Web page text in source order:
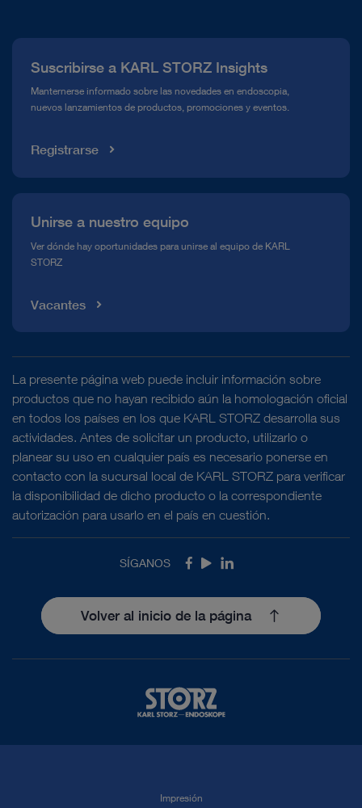
Línea de atención para el Cumplimiento normativo (Hotline)
Mediateca
Suscribirse a KARL STORZ Insights
Manternerse informado sobre las novedades en endoscopia,
nuevos lanzamientos de productos, promociones y eventos.
Registrarse
Unirse a nuestro equipo
Ver dónde hay oportunidades para unirse al equipo de KARL
STORZ
Vacantes
La presente página web puede incluir información sobre
productos que no hayan recibido aún la homologación oficial
en todos los países en los que KARL STORZ desarrolla sus
actividades. Antes de solicitar un producto, utilizarlo o
planear su uso en cualquier país es necesario ponerse en
contacto con la sucursal local de KARL STORZ para verificar
la disponibilidad de dicho producto o la correspondiente
autorización para usarlo en el país en cuestión.
SÍGANOS Facebook
YoutubeLinkedIn
Volver al inicio de la página
Impresión